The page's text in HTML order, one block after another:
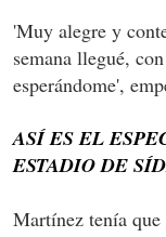
'Muy alegre y
semana llegué,
esperándome',
ASÍ ES EL
ESTADIO DE
Martínez tenía